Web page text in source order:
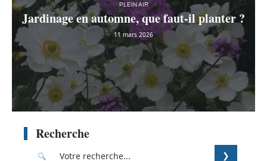
PLEIN AIR
Jardinage en automne, que faut-il planter ?
11 mars 2026
Recherche